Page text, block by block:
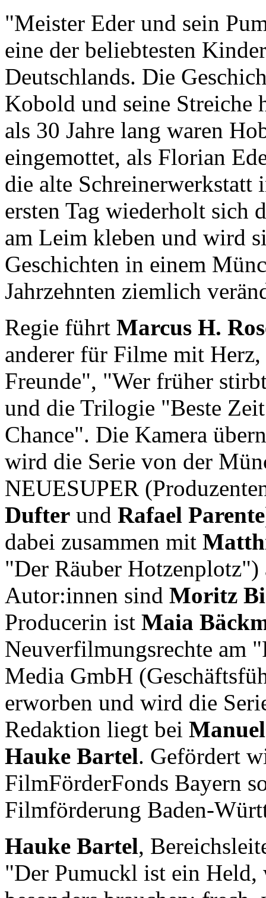
"Meister Eder und sein
eine der beliebtesten
Deutschlands. Die
Kobold und seine Streiche
als 30 Jahre lang waren
eingemottet, als Florian
die alte
ersten Tag wiederholt sich
am Leim kleben und wird
Geschichten in einem
Jahrzehnten ziemlich
Regie führt Marcus H.
anderer für Filme mit
Freunde", "Wer früher
und die Trilogie "Beste
Chance". Die Kamera
wird die Serie von der
NEUESUPER
Dufter und Rafael Parente
dabei zusammen mit
"Der Räuber
Autor:innen sind Moritz
Producerin ist Maia
Neuverfilmungsrechte am
Media GmbH
erworben und wird die
Redaktion liegt bei
Hauke Bartel. Gefördert
FilmFörderFonds Bayern
Filmförderung Baden-
Hauke Bartel,
"Der Pumuckl ist ein